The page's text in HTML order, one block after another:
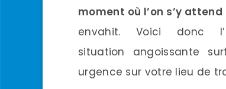
moment où l’on s’y attend
envahit. Voici donc
situation angoissante
urgence sur votre lieu de